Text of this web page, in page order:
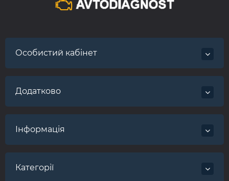
Особистий кабінет
Додатково
Інформація
Категорії